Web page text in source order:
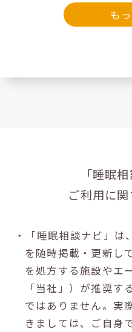
も
「睡眠
ご利用に
・「睡眠相談ナビ」は
を随時掲載・更新し
を処方する施設やエ
「当社」）が推奨
ではありません。実
きましては、ご自身